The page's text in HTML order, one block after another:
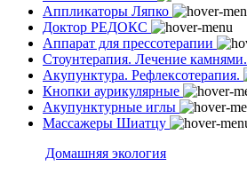
Аппликаторы Ляпко
Доктор РЕДОКС
Аппарат для прессотерапии
Стоунтерапия. Лечение камнями.
Акупунктура. Рефлексотерапия.
Кнопки аурикулярные
Акупунктурные иглы
Массажеры Шиатцу
Домашняя экология